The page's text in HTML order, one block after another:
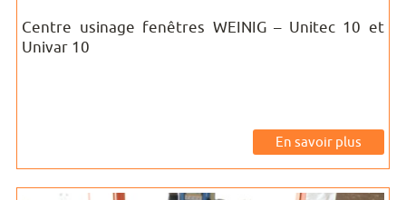
Centre usinage fenêtres WEINIG – Unitec 10 et
Univar 10
En savoir plus